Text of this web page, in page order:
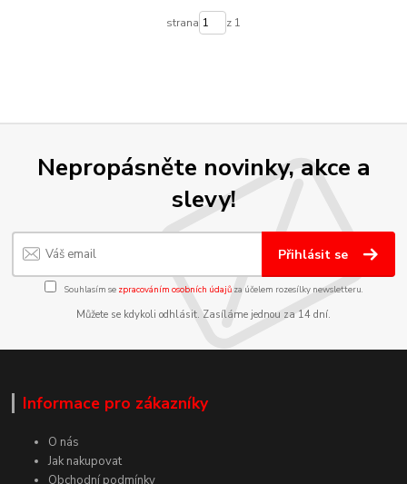
strana z 1
Nepropásněte novinky, akce a
slevy!
Přihlásit se
Souhlasím se zpracováním osobních údajůza účelem rozesílky newsletteru.
Můžete se kdykoli odhlásit. Zasíláme jednou za 14 dní.
Informace pro zákazníky
O nás
Jak nakupovat
Obchodní podmínky